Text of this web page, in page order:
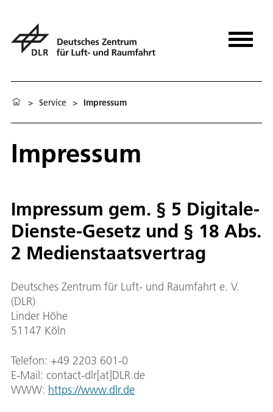
> Service > Impressum
Impressum
Impressum gem. § 5 Digitale-
Dienste-Gesetz und § 18 Abs.
2 Medienstaatsvertrag
Deutsches Zentrum für Luft- und Raumfahrt e. V.
(DLR)
Linder Höhe
51147 Köln
Telefon: +49 2203 601-0
E-Mail: contact-dlr[at]DLR.de
WWW: https://www.dlr.de